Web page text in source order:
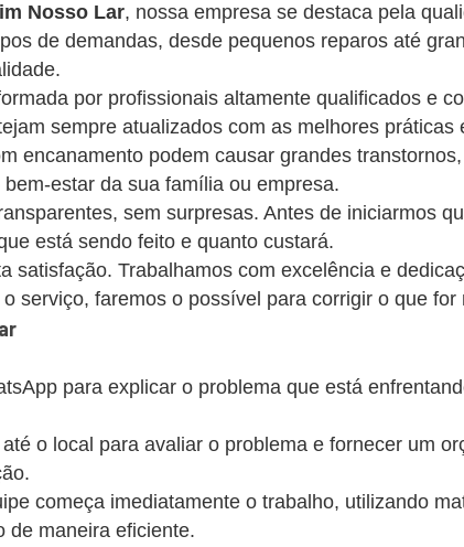
Nosso Lar, nossa empresa se destaca pela
de demandas, desde pequenos reparos até
por profissionais altamente qualificados e
sempre atualizados com as melhores práticas
encanamento podem causar grandes
estar da sua família ou empresa.
sem surpresas. Antes de iniciarmos
está sendo feito e quanto custará.
satisfação. Trabalhamos com excelência e
serviço, faremos o possível para corrigir o que for
para explicar o problema que está
o local para avaliar o problema e fornecer um
começa imediatamente o trabalho, utilizando
de maneira eficiente.